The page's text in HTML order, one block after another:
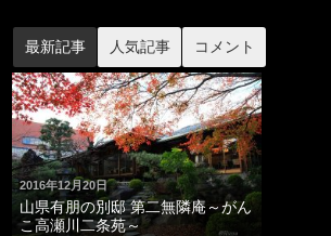
最新記事 人気記事 コメント
2016年12月20日
山県有朋の別邸 第二無隣庵～がん
こ高瀬川二条苑～